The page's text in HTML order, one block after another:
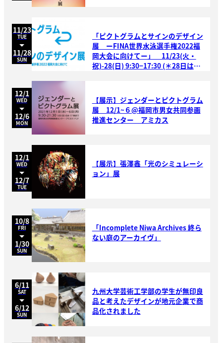
11/23
TUE
11/28
SUN
「ピクトグラムとサインのデザイン
展 ーFINA世界水泳選手権2022福
岡大会に向けてー」 11/23(火・
祝)-28(日) 9:30−17:30 (＊28日は
12/1
WED
12/6
MON
【展示】ジェンダーとピクトグラム
展 12/1~６@福岡市男女共同参画
推進センター アミカス
12/1
WED
12/7
TUE
【展示】張澤鑫「光のシミュレーシ
ョン」展
10/8
FRI
1/30
SUN
「Incomplete Niwa Archives 終ら
ない庭のアーカイヴ」
6/11
SAT
6/12
SUN
九州大学芸術工学部の学生が無印良
品と考えたデザインが地元企業で商
品化されました